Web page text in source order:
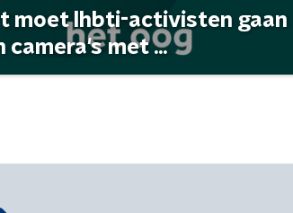
moet lhbti-activisten gaan
camera's met ...